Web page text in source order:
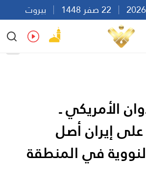
بيروت
Ar
الأمريكي ـ
إيران أصل
في المنطقة